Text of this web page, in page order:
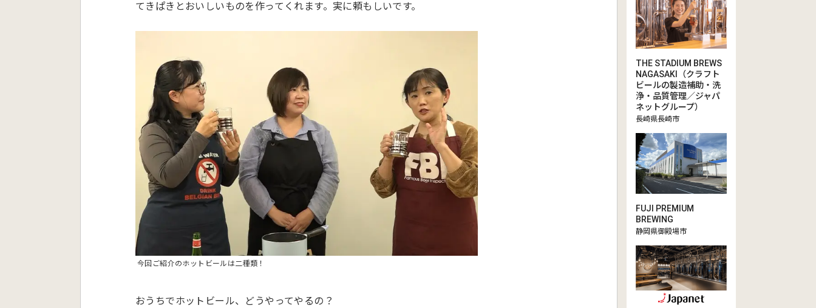
てきぱきとおいしいものを作ってくれます。実に頼もしいです。
今回ご紹介のホットビールは二種類！
おうちでホットビール、どうやってやるの？
THE STADIUM BREWS
NAGASAKI（クラフト
ビールの製造補助・洗
浄・品質管理／ジャパ
ネットグループ）
長崎県長崎市
FUJI PREMIUM
BREWING
静岡県御殿場市